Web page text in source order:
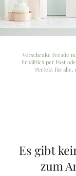
Verschenke Freude
Erhältlich per Post
Perfekt für alle,
Es gibt
zum